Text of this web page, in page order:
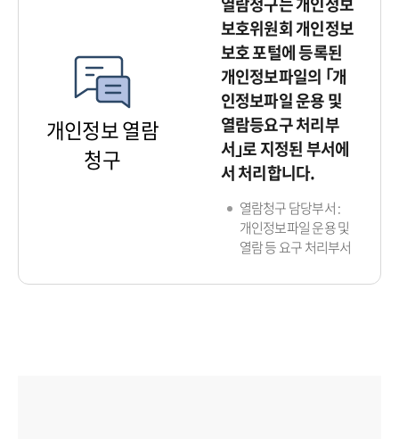
개인정보 열람
청구
보호위원회 개인정보
보호 포털에 등록된
개인정보파일의 ｢개
인정보파일 운용 및
열람등요구 처리부
서｣로 지정된 부서에
서 처리합니다.
열람청구 담당부서 :
개인정보파일 운용 및
열람 등 요구 처리부서